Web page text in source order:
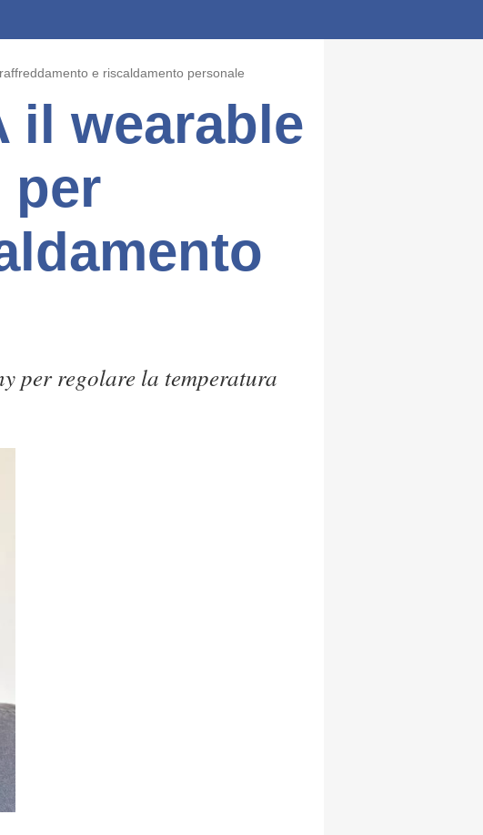
e riscaldamento personale
il wearable
per
per regolare la temperatura